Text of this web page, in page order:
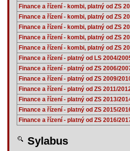
Finance a řízení - kombi, platný od ZS
Finance a řízení - kombi, platný od ZS
Finance a řízení - kombi, platný od ZS
Finance a řízení - kombi, platný od ZS
Finance a řízení - kombi, platný od ZS
Finance a řízení - platný od LS 2004/
Finance a řízení - platný od ZS 2006/
Finance a řízení - platný od ZS 2009/
Finance a řízení - platný od ZS 2011/
Finance a řízení - platný od ZS 2013/
Finance a řízení - platný od ZS 2015/
Finance a řízení - platný od ZS 2016/
Sylabus